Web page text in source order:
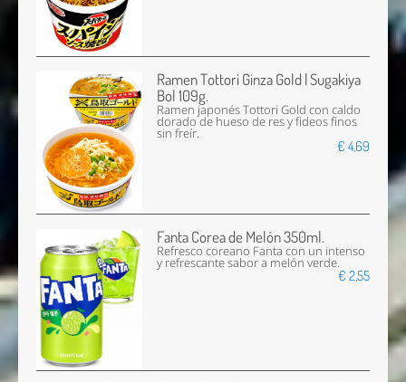
Ramen Tottori Ginza Gold | Sugakiya
Bol 109g.
Ramen japonés Tottori Gold con caldo
dorado de hueso de res y fideos finos
sin freír.
€ 4,69
Fanta Corea de Melón 350ml.
Refresco coreano Fanta con un intenso
y refrescante sabor a melón verde.
€ 2,55